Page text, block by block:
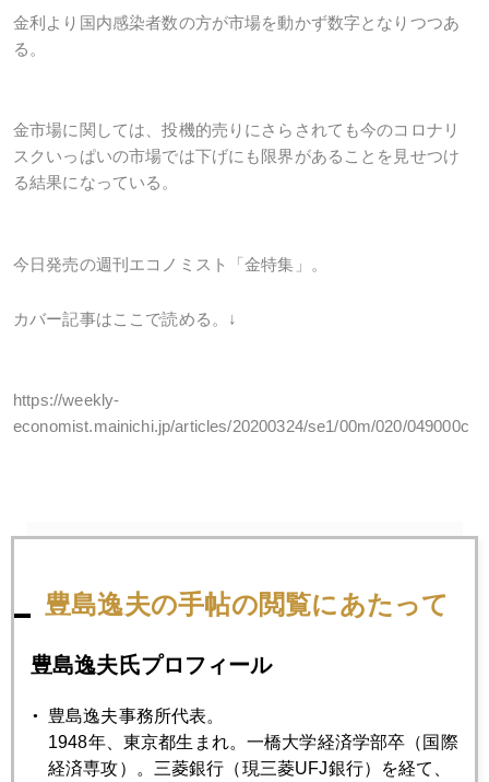
金利より国内感染者数の方が市場を動かず数字となりつつあ
る。
金市場に関しては、投機的売りにさらされても今のコロナリ
スクいっぱいの市場では下げにも限界があることを見せつけ
る結果になっている。
今日発売の週刊エコノミスト「金特集」。
カバー記事はここで読める。↓
https://weekly-
economist.mainichi.jp/articles/20200324/se1/00m/020/049000c
1月 2月 3月 4月 5月 6月
2020年03月31日
悲惨なコロナ医療現場、今こそ、ＥＳＧ投資の出番
豊島逸夫の手帖の閲覧にあたって
豊島逸夫氏プロフィール
豊島逸夫事務所代表。
1948年、東京都生まれ。一橋大学経済学部卒（国際
経済専攻）。三菱銀行（現三菱UFJ銀行）を経て、